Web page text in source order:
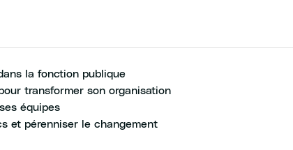
la fonction publique
transformer son organisation
équipes
et pérenniser le changement